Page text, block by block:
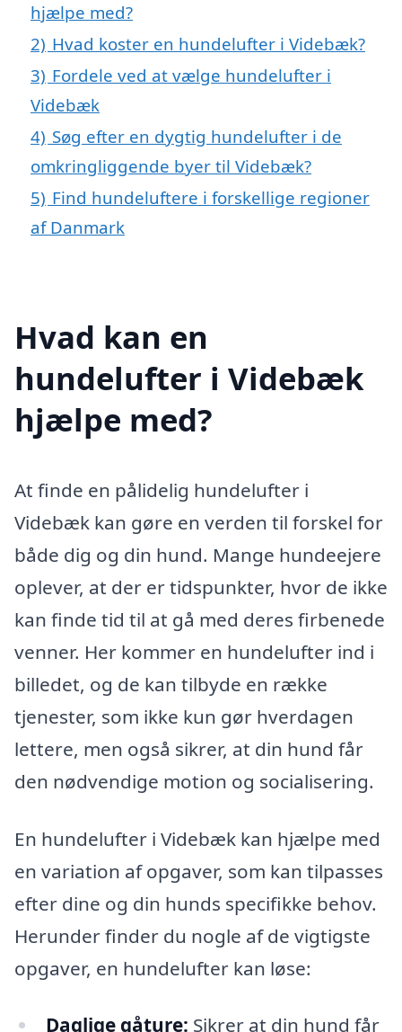
hjælpe med?
2) Hvad koster en hundelufter i Videbæk?
3) Fordele ved at vælge hundelufter i
Videbæk
4) Søg efter en dygtig hundelufter i de
omkringliggende byer til Videbæk?
5) Find hundeluftere i forskellige regioner
af Danmark
Hvad kan en
hundelufter i Videbæk
hjælpe med?
At finde en pålidelig hundelufter i
Videbæk kan gøre en verden til forskel for
både dig og din hund. Mange hundeejere
oplever, at der er tidspunkter, hvor de ikke
kan finde tid til at gå med deres firbenede
venner. Her kommer en hundelufter ind i
billedet, og de kan tilbyde en række
tjenester, som ikke kun gør hverdagen
lettere, men også sikrer, at din hund får
den nødvendige motion og socialisering.
En hundelufter i Videbæk kan hjælpe med
en variation af opgaver, som kan tilpasses
efter dine og din hunds specifikke behov.
Herunder finder du nogle af de vigtigste
opgaver, en hundelufter kan løse:
Daglige gåture: Sikrer at din hund får